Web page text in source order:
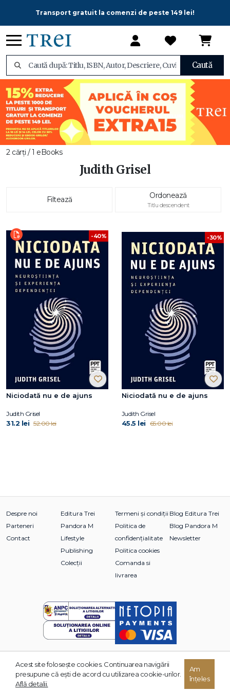
Transport gratuit la comenzi de peste 149 lei!
Caută
2 cărți / 1 eBooks
Judith Grisel
Filtează Ordonează
Titlu descendent
-40%
Niciodată nu e de ajuns
Judith Grisel
31.2 lei 52.00 lei
-30%
Niciodată nu e de ajuns
Judith Grisel
45.5 lei 65.00 lei
Despre noi
Parteneri
Contact
Editura Trei
Pandora M
Lifestyle
Publishing
Colecții
Termeni și condiții
Politica de
confidențialitate
Politica cookies
Comanda si
livrarea
Blog Editura Trei
Blog Pandora M
Newsletter
© 2026 Grupul Editorial TREI. Toate drepturile rezervate.
Acest site foloseşte cookies. Continuarea navigării
presupune că eşti de acord cu utilizarea cookie-urilor.
Află detalii.
Am
înțeles